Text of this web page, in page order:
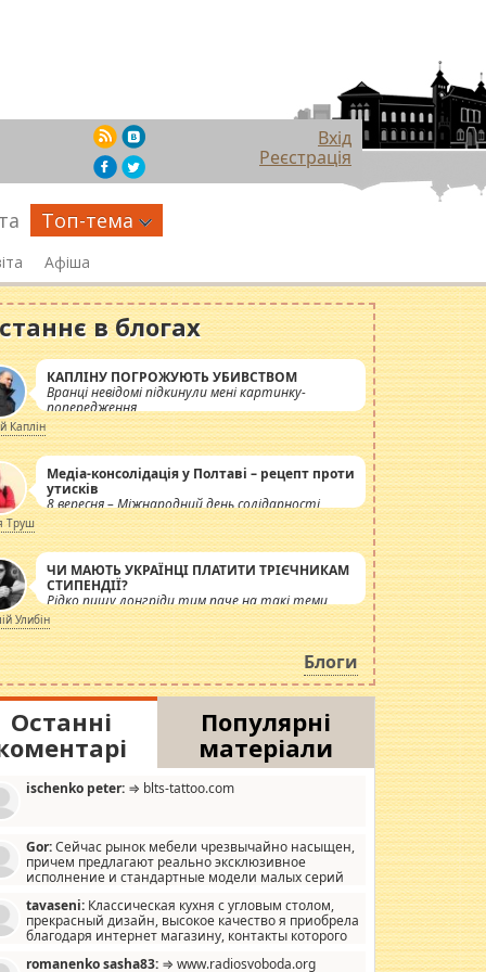
Вхід
Реєстрація
Топ-тема
Афіша
в блогах
КАПЛІНУ ПОГРОЖУЮТЬ УБИВСТВОМ
Вранці невідомі підкинули мені картинку-
попередження
Каплін
Медіа-консолідація у Полтаві – рецепт проти
утисків
8 вересня – Міжнародний день солідарності
журналістів.
Труш
ЧИ МАЮТЬ УКРАЇНЦІ ПЛАТИТИ ТРІЄЧНИКАМ
СТИПЕНДІЇ?
Рідко пишу лонгріди тим паче на такі теми,
але вже просто дістало! Обурюють сьогоднішні
інсенуації навколо стипендіального питання.
Штучно роздувається ще одна соціальна
катастрофа.
Улибін
Блоги
Останні
Популярні
матеріали
ischenko peter: ⇒ blts-tattoo.com
Gor:Сейчас рынок мебели чрезвычайно насыщен,
причем предлагают реально эксклюзивное
исполнение и стандартные модели малых серий
мало походит на стандартные формы, в MebelOk,
и что главное - со вкусом все в порядке,
ненужных наворотов удорожающих мебель, а это не
tavaseni: Классическая кухня с угловым столом,
прекрасный дизайн, высокое качество я приобрела
благодаря интернет магазину, контакты которого
romanenko sasha83: ⇒ www.radiosvoboda.org